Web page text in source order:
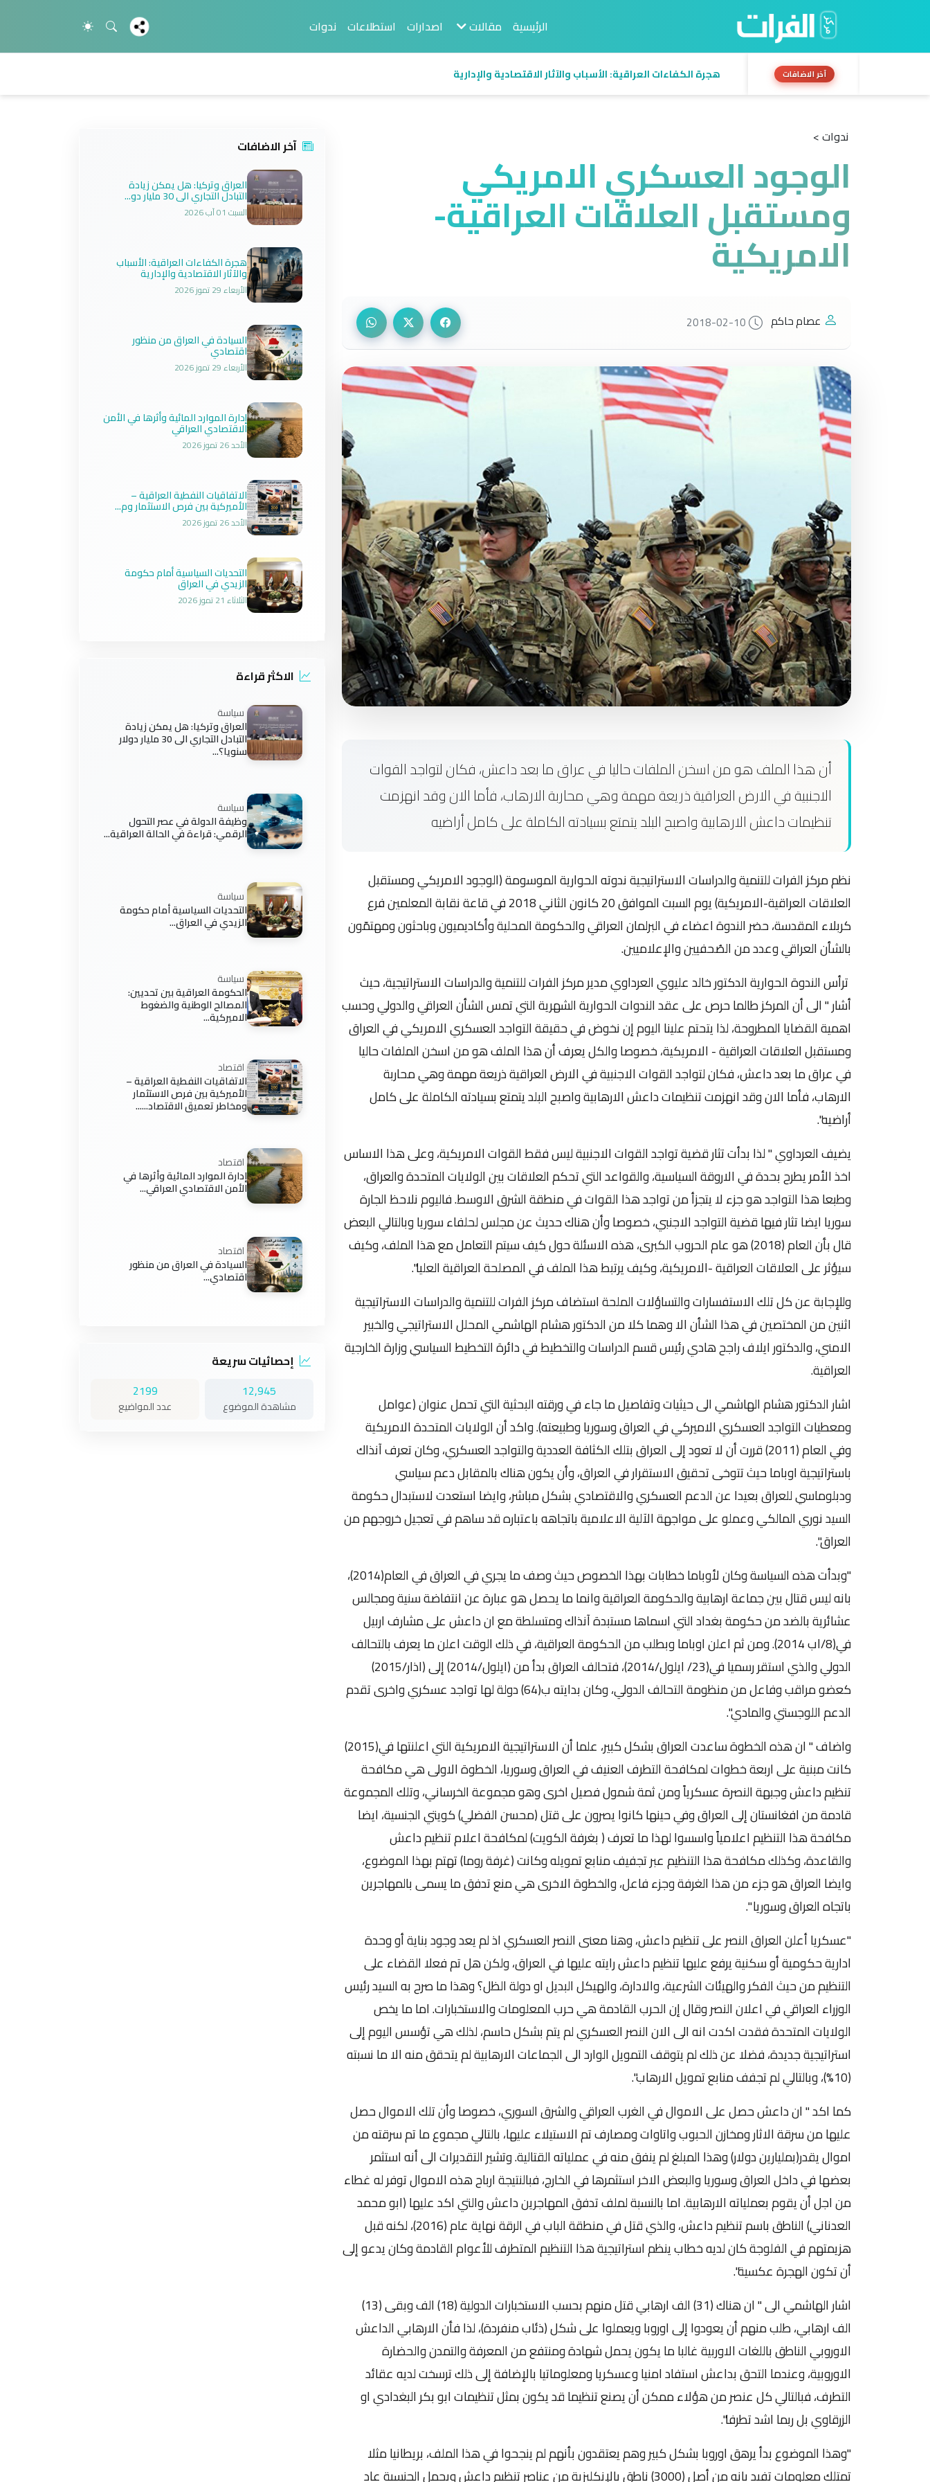
الرئيسية مقالات اصدارات استطلاعات ندوات
آخر الاضافات هجرة الكفاءات العراقية: الأسباب والآثار الاقتصادية والإدارية
ندوات >
الوجود العسكري الامريكي
ومستقبل العلاقات العراقية-
الامريكية
عصام حاكم 2018-02-10
أن هذا الملف هو من اسخن الملفات حاليا في عراق ما بعد داعش، فكان لتواجد القوات
الاجنبية في الارض العراقية ذريعة مهمة وهي محاربة الارهاب، فأما الان وقد انهزمت
تنظيمات داعش الارهابية واصبح البلد يتمتع بسيادته الكاملة على كامل أراضيه
نظم مركز الفرات للتنمية والدراسات الاستراتيجية ندوته الحوارية الموسومة (الوجود الامريكي ومستقبل
العلاقات العراقية-الامريكية) يوم السبت الموافق 20 كانون الثاني 2018 في قاعة نقابة المعلمين فرع
كربلاء المقدسة، حضر الندوة اعضاء في البرلمان العراقي والحكومة المحلية وأكاديميون وباحثون ومهتمّون
بالشأن العراقي وعدد من الصُحفيين والإعلاميين.
ترأس الندوة الحوارية الدكتور خالد عليوي العرداوي مدير مركز الفرات للتنمية والدراسات الاستراتيجية، حيث
أشار " الى أن المركز طالما حرص على عقد الندوات الحوارية الشهرية التي تمس الشأن العراقي والدولي وحسب
اهمية القضايا المطروحة، لذا يتحتم علينا اليوم إن نخوض في حقيقة التواجد العسكري الامريكي في العراق
ومستقبل العلاقات العراقية - الامريكية، خصوصا والكل يعرف أن هذا الملف هو من اسخن الملفات حاليا
في عراق ما بعد داعش، فكان لتواجد القوات الاجنبية في الارض العراقية ذريعة مهمة وهي محاربة
الارهاب، فأما الان وقد انهزمت تنظيمات داعش الارهابية واصبح البلد يتمتع بسيادته الكاملة على كامل
أراضيه".
يضيف العرداوي " لذا بدأت تثار قضية تواجد القوات الاجنبية ليس فقط القوات الامريكية، وعلى هذا الاساس
اخذ الأمر يطرح بحدة في الاروقة السياسية، والقواعد التي تحكم العلاقات بين الولايات المتحدة والعراق،
وطبعا هذا التواجد هو جزء لا يتجزأ من تواجد هذا القوات في منطقة الشرق الاوسط. فاليوم نلاحظ الجارة
سوريا ايضا تثار فيها قضية التواجد الاجنبي، خصوصا وأن هناك حديث عن مجلس لحلفاء سوريا وبالتالي البعض
قال بأن العام (2018) هو عام الحروب الكبرى، هذه الاسئلة حول كيف سيتم التعامل مع هذا الملف، وكيف
سيؤثر على العلاقات العراقية -الامريكية، وكيف يرتبط هذا الملف في المصلحة العراقية العليا".
وللإجابة عن كل تلك الاستفسارات والتساؤلات الملحة استضاف مركز الفرات للتنمية والدراسات الاستراتيجية
اثنين من المختصين في هذا الشأن الا وهما كلا من الدكتور هشام الهاشمي المحلل الاستراتيجي والخبير
الامني، والدكتور ايلاف راجح هادي رئيس قسم الدراسات والتخطيط في دائرة التخطيط السياسي وزارة الخارجية
العراقية.
اشار الدكتور هشام الهاشمي الى حيثيات وتفاصيل ما جاء في ورقته البحثية التي تحمل عنوان (عوامل
ومعطيات التواجد العسكري الاميركي في العراق وسوريا وطبيعته). واكد أن الولايات المتحدة الامريكية
وفي العام (2011) قررت أن لا تعود إلى العراق بتلك الكثافة العددية والتواجد العسكري، وكان تعرف آنذاك
باستراتيجية اوباما حيث تتوخى تحقيق الاستقرار في العراق، وأن يكون هناك بالمقابل دعم سياسي
ودبلوماسي للعراق بعيدا عن الدعم العسكري والاقتصادي بشكل مباشر، وايضا استعدت لاستبدال حكومة
السيد نوري المالكي وعملو على مواجهة الآلية الاعلامية باتجاهه باعتباره قد ساهم في تعجيل خروجهم من
العراق".
"وبدأت هذه السياسة وكان لأوباما خطابات بهذا الخصوص حيث وصف ما يجري في العراق في العام(2014)،
بانه ليس قتال بين جماعة ارهابية والحكومة العراقية وانما ما يحصل هو عبارة عن انتفاضة سنية ومجالس
عشائرية بالضد من حكومة بغداد التي اسماها مستبدة آنذاك ومتسلطة مع ان داعش على مشارف اربيل
في(8/اب 2014). ومن ثم اعلن اوباما وبطلب من الحكومة العراقية، في ذلك الوقت اعلن ما يعرف بالتحالف
الدولي والذي استقر رسميا في(23/ ايلول/2014)، فتحالف العراق بدأ من (ايلول/2014) إلى (اذار/2015)
كعضو مراقب وفاعل من منظومة التحالف الدولي، وكان بدايته ب(64) دولة لها تواجد عسكري واخرى تقدم
الدعم اللوجستي والمادي".
واضاف " ان هذه الخطوة ساعدت العراق بشكل كبير، علما أن الاستراتيجية الامريكية التي اعلنتها في(2015)
كانت مبنية على اربعة خطوات لمكافحة التطرف العنيف في العراق وسوريا، الخطوة الاولى هي مكافحة
تنظيم داعش وجبهة النصرة عسكرياً ومن ثمة شمول فصيل اخرى وهو مجموعة الخرساني، وتلك المجموعة
قادمة من افغانستان إلى العراق وفي حينها كانوا يصرون على قتل (محسن الفضلي) كويتي الجنسية، ايضا
مكافحة هذا التنظيم اعلامياً واسسوا لهذا ما تعرف ( بغرفة الكويت) لمكافحة اعلام تنظيم داعش
والقاعدة، وكذلك مكافحة هذا التنظيم عبر تجفيف منابع تمويله وكانت (غرفة روما) تهتم بهذا الموضوع،
وايضا العراق هو جزء من هذا الغرفة وجزء فاعل، والخطوة الاخرى هي منع تدفق ما يسمى بالمهاجرين
باتجاه العراق وسوريا ".
"عسكريا أعلن العراق النصر على تنظيم داعش، وهنا معنى النصر العسكري اذ لم يعد وجود بناية أو وحدة
ادارية حكومية أو سكنية يرفع عليها تنظيم داعش رايته عليها في العراق، ولكن هل تم فعلا القضاء على
التنظيم من حيث الفكر والهيئات الشرعية، والادارة، والهيكل البديل او دولة الظل؟ وهذا ما صرح به السيد رئيس
الوزراء العراقي في اعلان النصر وقال إن الحرب القادمة هي حرب المعلومات والاستخبارات. اما ما يخص
الولايات المتحدة فقدت اكدت انه الى الان النصر العسكري لم يتم بشكل حاسم، لذلك هي تؤسس اليوم إلى
استراتيجية جديدة، فضلا عن ذلك لم يتوقف التمويل الوارد الى الجماعات الارهابية لم يتحقق منه الا ما نسبته
(10%)، وبالتالي لم تجفف منابع تمويل الارهاب".
كما اكد " ان داعش حصل على الاموال في الغرب العراقي والشرق السوري، خصوصا وأن تلك الاموال حصل
عليها من سرقة الاثار ومخازن الحبوب واتاوات ومصارف تم الاستيلاء عليها، بالتالي مجموع ما تم سرقته من
اموال يقدر(بمليارين دولار) وهذا المبلغ لم ينفق منه في عملياته القتالية. وتشير التقديرات الى أنه استثمر
بعضها في داخل العراق وسوريا والبعض الاخر استثمرها في الخارج، فبالنتيجة ارباح هذه الاموال توفر له غطاء
من اجل أن يقوم بعملياته الارهابية. اما بالنسبة لملف تدفق المهاجرين داعش والتي اكد عليها (ابو محمد
العدناني) الناطق باسم تنظيم داعش، والذي قتل في منطقة الباب في الرقة نهاية عام (2016)، لكنه قبل
هزيمتهم في الفلوجة كان لديه خطاب ينظم استراتيجية هذا التنظيم المتطرف للأعوام القادمة وكان يدعو إلى
أن تكون الهجرة عكسية".
اشار الهاشمي الى " ان هناك (31) الف ارهابي قتل منهم بحسب الاستخبارات الدولية (18) الف وبقى (13)
الف ارهابي، طلب منهم أن يعودوا إلى اوروبا ويعملوا على شكل (ذئاب منفردة)، لذا فأن الارهابي الداعش
الاوروبي الناطق باللغات الاوربية غالبا ما يكون يحمل شهادة ومنتفع من المعرفة والتمدن والحضارة
الاوروبية، وعندما التحق بداعش استفاد امنيا وعسكريا ومعلوماتيا بالإضافة إلى ذلك ترسخت لديه عقائد
التطرف، فبالتالي كل عنصر من هؤلاء ممكن أن يصنع تنظيما قد يكون بمثل تنظيمات ابو بكر البغدادي او
الزرقاوي بل ربما اشد تطرفا".
"وهذا الموضوع بدأ يرهق اوروبا بشكل كبير وهم يعتقدون بأنهم لم ينجحوا في هذا الملف، بريطانيا مثلا
تمتلك معلومات تفيد بانه من أصل (3000) ناطق بالإنكليزية من عناصر تنظيم داعش ويحمل الجنسية عاد
آخر الاضافات
العراق وتركيا: هل يمكن زيادة
التبادل التجاري الى 30 مليار دو...
السبت 01 آب 2026
هجرة الكفاءات العراقية: الأسباب
والآثار الاقتصادية والإدارية
الأربعاء 29 تموز 2026
السيادة في العراق من منظور
اقتصادي
الأربعاء 29 تموز 2026
إدارة الموارد المائية وأثرها في الأمن
الاقتصادي العراقي
الأحد 26 تموز 2026
الاتفاقيات النفطية العراقية –
الأميركية بين فرص الاستثمار وم...
الأحد 26 تموز 2026
التحديات السياسية أمام حكومة
الزيدي في العراق
الثلاثاء 21 تموز 2026
الاكثر قراءة
سياسة
العراق وتركيا: هل يمكن زيادة
التبادل التجاري الى 30 مليار دولار
سنويا؟...
سياسة
وظيفة الدولة في عصر التحول
الرقمي: قراءة في الحالة العراقية...
سياسة
التحديات السياسية أمام حكومة
الزيدي في العراق...
سياسة
الحكومة العراقية بين تحديين:
المصالح الوطنية والضغوط
الاميركية...
اقتصاد
الاتفاقيات النفطية العراقية –
الأميركية بين فرص الاستثمار
ومخاطر تعميق الاقتصاد......
اقتصاد
إدارة الموارد المائية وأثرها في
الأمن الاقتصادي العراقي...
اقتصاد
السيادة في العراق من منظور
اقتصادي...
إحصائيات سريعة
12,945
مشاهدة الموضوع
2199
عدد المواضيع